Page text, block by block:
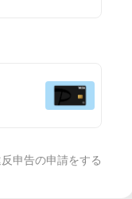
申告の申請をする